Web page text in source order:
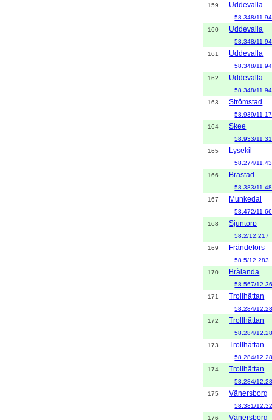
159
Uddevalla
58.348/
160
Uddevalla
58.348/
161
Uddevalla
58.348/
162
Uddevalla
58.348/
163
Strömstad
58.939/
164
Skee
58.933/
165
Lysekil
58.274/
166
Brastad
58.383/
167
Munkedal
58.472/
168
Sjuntorp
58.2/12.217
169
Frändefors
58.5/12.283
170
Brålanda
58.567/
171
Trollhättan
58.284/
172
Trollhättan
58.284/
173
Trollhättan
58.284/
174
Trollhättan
58.284/
175
Vänersborg
58.381/
176
Vänersborg